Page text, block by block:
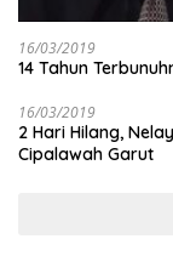
16/03/2019
14 Tahun
16/03/2019
2 Hari Hilang,
Cipalawah Garut